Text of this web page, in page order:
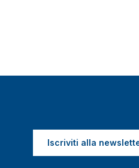
Iscriviti alla